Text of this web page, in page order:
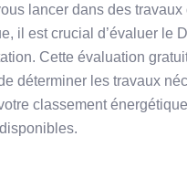
lancer dans des travaux
il est crucial d’évaluer le
Cette évaluation
déterminer les travaux
classement